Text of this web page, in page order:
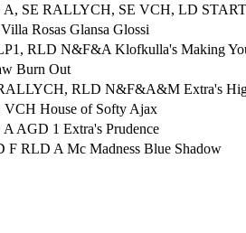
SE RALLYCH, SE VCH, LD
Rosas Glansa Glossi
RLD N&F&A Klofkulla's Making
Burn Out
RLD N&F&A&M Extra's
House of Softy Ajax
AGD 1 Extra's Prudence
RLD A Mc Madness Blue Shadow